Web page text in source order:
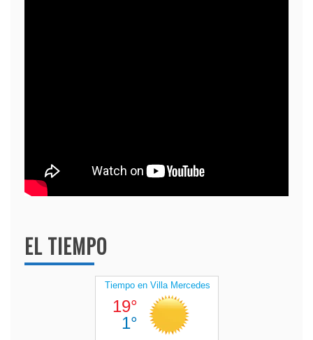
EL TIEMPO